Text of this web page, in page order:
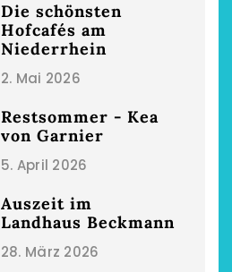
Die schönsten
Hofcafés am
Niederrhein
2. Mai 2026
Restsommer - Kea
von Garnier
5. April 2026
Auszeit im
Landhaus Beckmann
28. März 2026